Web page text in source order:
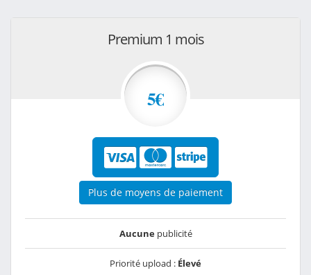
Premium 1 mois
5€
Plus de moyens de paiement
Aucunepublicité
Priorité upload : Élevé